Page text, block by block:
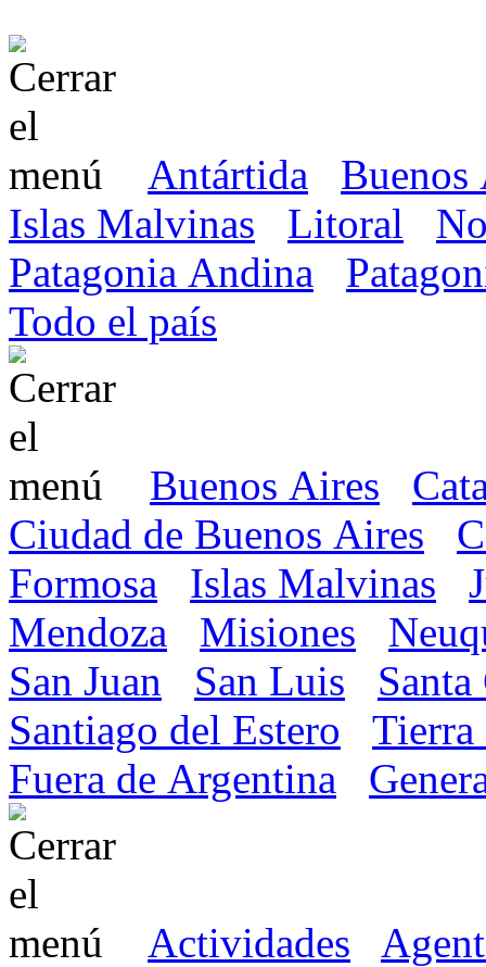
Antártida
Buenos
Islas Malvinas
Litoral
Patagonia Andina
Todo el país
Buenos Aires
Ciudad de Buenos Aires
Formosa
Islas Malvinas
Mendoza
Misiones
San Juan
San Luis
Santiago del Estero
Tierra
Fuera de Argentina
Actividades